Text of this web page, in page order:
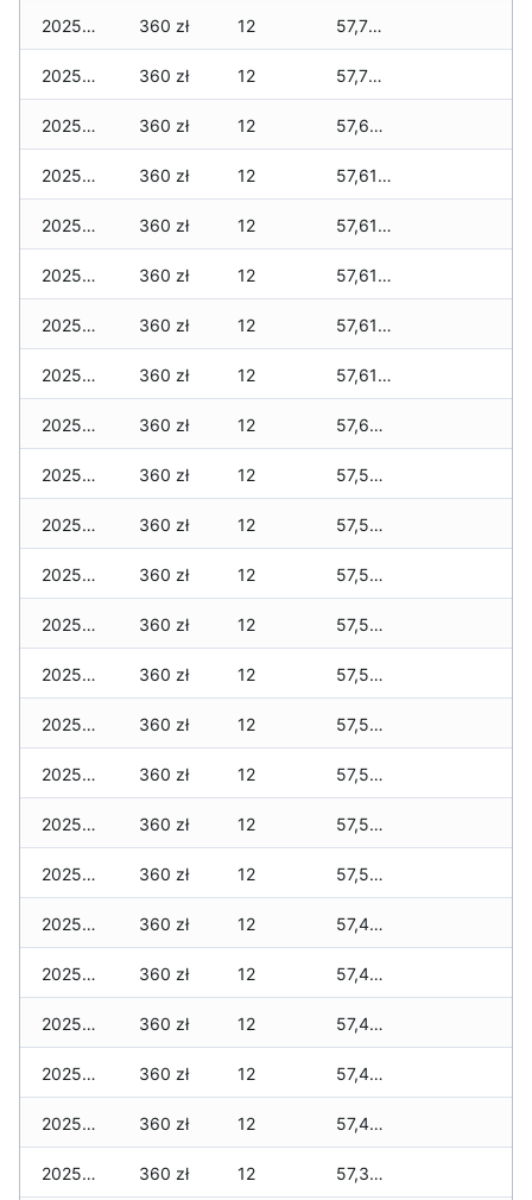
2025-02-01 360 zł 12 57,755 zł
2025-01-31 360 zł 12 57,755 zł
2025-01-22 360 zł 12 57,635 zł
2025-01-21 360 zł 12 57,615 zł
2025-01-20 360 zł 12 57,615 zł
2025-01-19 360 zł 12 57,615 zł
2025-01-18 360 zł 12 57,615 zł
2025-01-17 360 zł 12 57,615 zł
2025-01-16 360 zł 12 57,605 zł
2025-01-15 360 zł 12 57,595 zł
2025-01-14 360 zł 12 57,595 zł
2025-01-13 360 zł 12 57,575 zł
2025-01-12 360 zł 12 57,565 zł
2025-01-11 360 zł 12 57,565 zł
2025-01-10 360 zł 12 57,565 zł
2025-01-09 360 zł 12 57,545 zł
2025-01-08 360 zł 12 57,545 zł
2025-01-07 360 zł 12 57,545 zł
2025-01-06 360 zł 12 57,445 zł
2025-01-05 360 zł 12 57,445 zł
2025-01-04 360 zł 12 57,445 zł
2025-01-03 360 zł 12 57,445 zł
2025-01-02 360 zł 12 57,445 zł
2025-01-01 360 zł 12 57,395 zł